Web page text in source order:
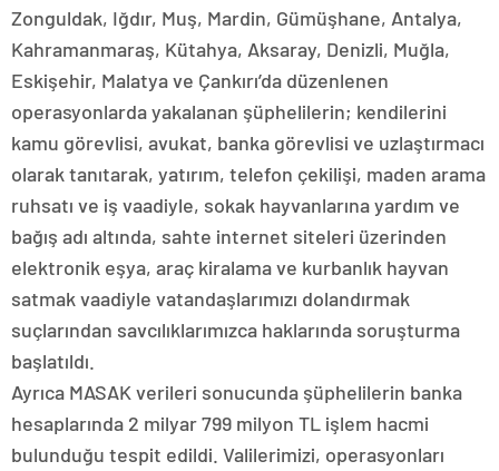
Zonguldak, Iğdır, Muş, Mardin, Gümüşhane, Antalya,
Kahramanmaraş, Kütahya, Aksaray, Denizli, Muğla,
Eskişehir, Malatya ve Çankırı’da düzenlenen
operasyonlarda yakalanan şüphelilerin; kendilerini
kamu görevlisi, avukat, banka görevlisi ve uzlaştırmacı
olarak tanıtarak, yatırım, telefon çekilişi, maden arama
ruhsatı ve iş vaadiyle, sokak hayvanlarına yardım ve
bağış adı altında, sahte internet siteleri üzerinden
elektronik eşya, araç kiralama ve kurbanlık hayvan
satmak vaadiyle vatandaşlarımızı dolandırmak
suçlarından savcılıklarımızca haklarında soruşturma
başlatıldı.
Ayrıca MASAK verileri sonucunda şüphelilerin banka
hesaplarında 2 milyar 799 milyon TL işlem hacmi
bulunduğu tespit edildi. Valilerimizi, operasyonları